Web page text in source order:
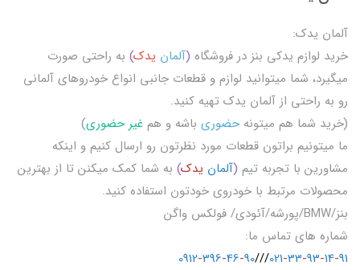
آلمان یدک:
خرید لوازم یدکی بنز در فروشگاه (آلمان یدک) به راحتی صورت
میگیرد، شما میتوانید لوازم و قطعات جانبی انواع خودروهای آلمانی
رو به راحتی از آلمان یدک تهیه کنید.
(خرید شما هم میتونه حضوری باشه و هم غیر حضوری)
ما میتونیم براتون قطعات مورد نظرتون رو ارسال کنیم و اینکه
مشاورین با تجربه تیم (آلمان یدک) به شما کمک میکنن تا از بهترین
محصولات مرتبط با خودروی خودتون استفاده کنید.
بنز/BMW/پورشه/آئودی/ فولکس واگن
شماره های تماس ما:
021-33-93-14-91
///
0912-396-46-90